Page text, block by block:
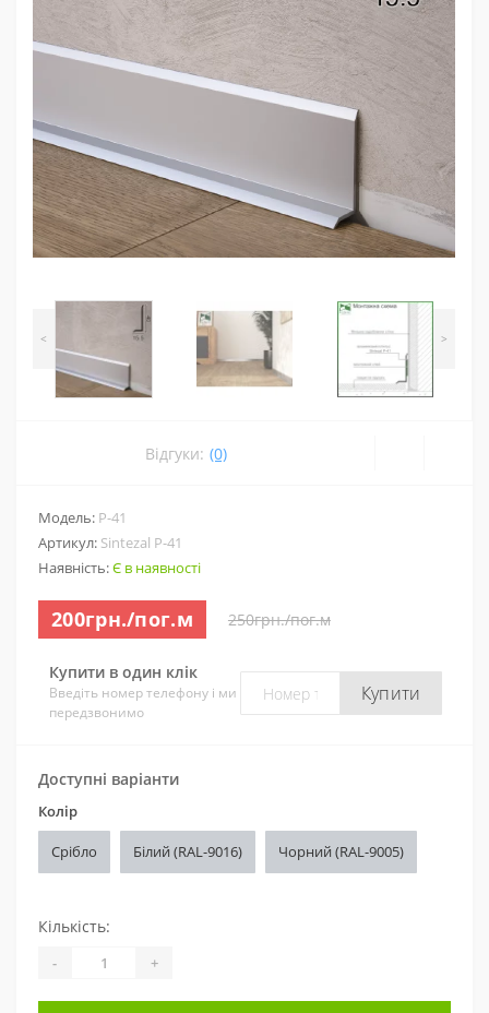
< >
Відгуки: (0)
Модель: P-41
Артикул: Sintezal P-41
Наявність:Є в наявності
200грн./пог.м 250грн./пог.м
Купити в один клік
Введіть номер телефону і ми
передзвонимо
Купити
Доступні варіанти
Колір
Срібло Білий (RAL-9016) Чорний (RAL-9005)
Кількість:
- +